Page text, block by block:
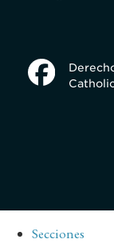
Secciones